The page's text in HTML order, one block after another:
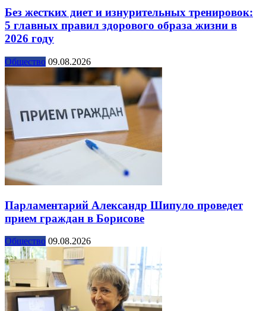
Без жестких диет и изнурительных тренировок:
5 главных правил здорового образа жизни в
2026 году
Общество 09.08.2026
Парламентарий Александр Шипуло проведет
прием граждан в Борисове
Общество 09.08.2026